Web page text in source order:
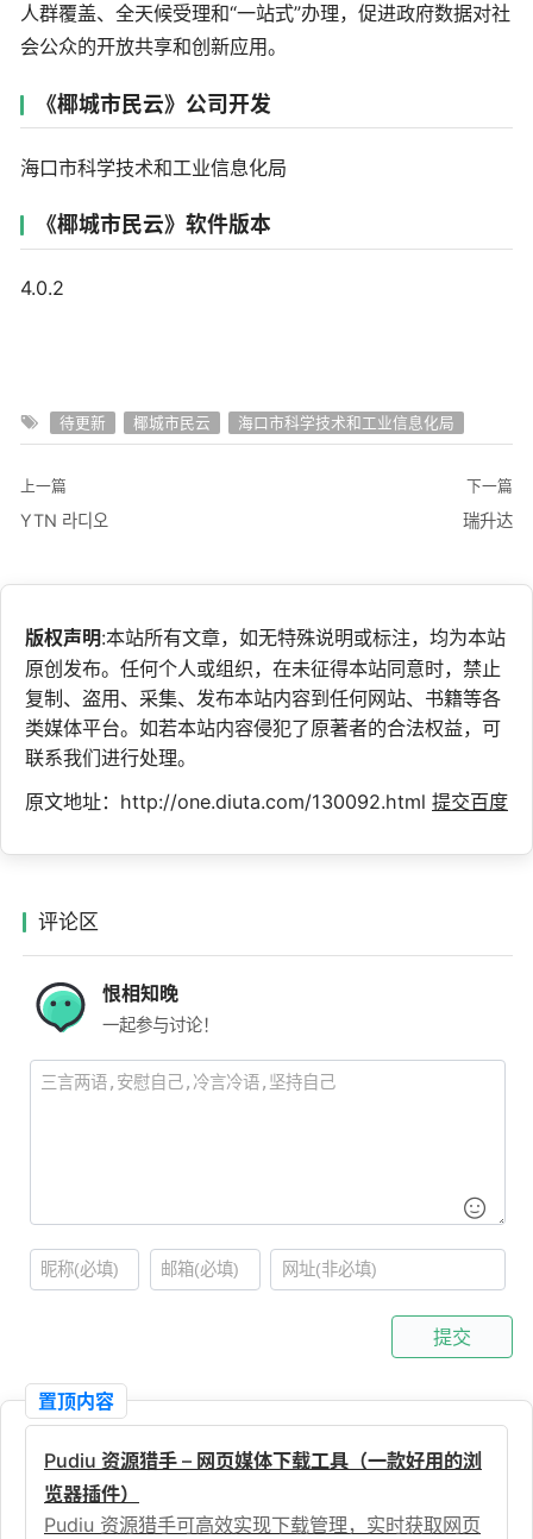
人群覆盖、全天候受理和“一站式”办理，促进政府数据对社
会公众的开放共享和创新应用。
《椰城市民云》公司开发
海口市科学技术和工业信息化局
《椰城市民云》软件版本
4.0.2
待更新 椰城市民云 海口市科学技术和工业信息化局
上一篇
YTN 라디오
下一篇
瑞升达
版权声明:本站所有文章，如无特殊说明或标注，均为本站
原创发布。任何个人或组织，在未征得本站同意时，禁止
复制、盗用、采集、发布本站内容到任何网站、书籍等各
类媒体平台。如若本站内容侵犯了原著者的合法权益，可
联系我们进行处理。
原文地址：http://one.diuta.com/130092.html 提交百度
评论区
恨相知晚
一起参与讨论！
提交
置顶内容
Pudiu 资源猎手 – 网页媒体下载工具（一款好用的浏
览器插件）
Pudiu 资源猎手可高效实现下载管理，实时获取网页